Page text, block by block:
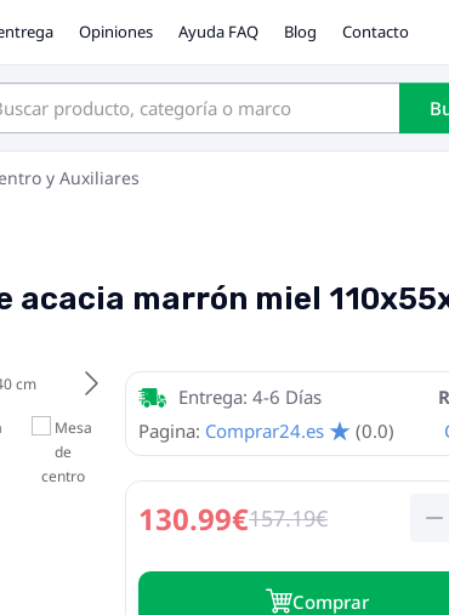
Opiniones Ayuda FAQ Blog Contacto
y Auxiliares
acacia marrón miel
Entrega: 4-6 Días
Pagina: Comprar24.es (0.0)
130.99€157.19€
Сomprar